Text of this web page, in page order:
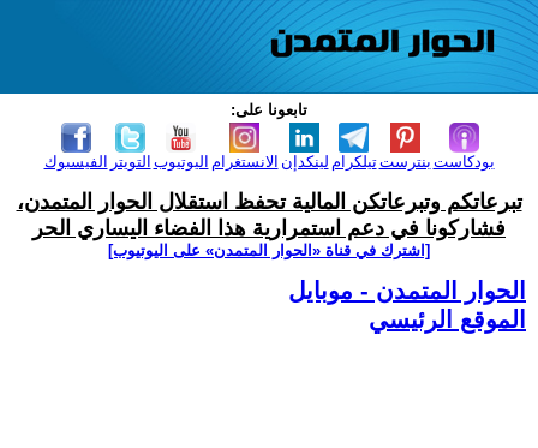
تابعونا على:
الفيسبوك التويتر اليوتيوب الانستغرام لينكدإن تيلكرامبنترست بودكاست
تبرعاتكم وتبرعاتكن المالية تحفظ استقلال الحوار المتمدن،
فشاركونا في دعم استمرارية هذا الفضاء اليساري الحر
[اشترك في قناة ‫«الحوار المتمدن» على اليوتيوب]
الحوار المتمدن - موبايل
الموقع الرئيسي